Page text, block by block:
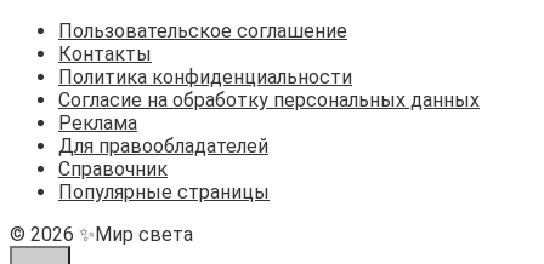
Пользовательское соглашение
Контакты
Политика конфиденциальности
Согласие на обработку персональных данных
Реклама
Для правообладателей
Справочник
Популярные страницы
© 2026 ✨Мир света